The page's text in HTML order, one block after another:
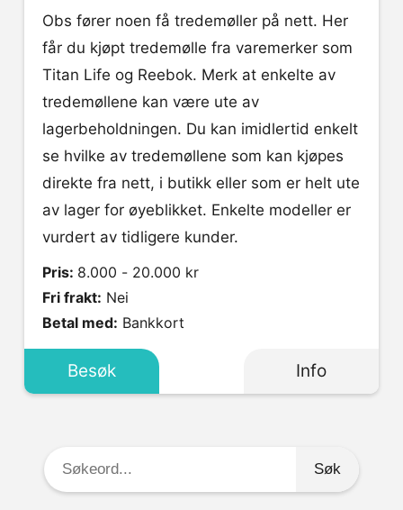
Obs fører noen få tredemøller på nett. Her
får du kjøpt tredemølle fra varemerker som
Titan Life og Reebok. Merk at enkelte av
tredemøllene kan være ute av
lagerbeholdningen. Du kan imidlertid enkelt
se hvilke av tredemøllene som kan kjøpes
direkte fra nett, i butikk eller som er helt ute
av lager for øyeblikket. Enkelte modeller er
vurdert av tidligere kunder.
Pris: 8.000 - 20.000 kr
Fri frakt: Nei
Betal med: Bankkort
Besøk Info
Søkeord: